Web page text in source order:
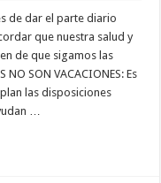
de dar el parte diario
que nuestra salud y
de que sigamos las
SON VACACIONES: Es
las disposiciones
…